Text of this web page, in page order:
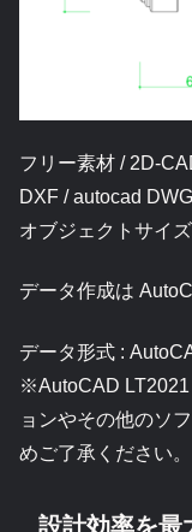
フリー素材 / 2D-
DXF / autocad
オブジェクトサイ
データ作成は
データ形式 :
※AutoCAD LT2021
ョンやその他のソ
めご了承ください。
設計効率を最